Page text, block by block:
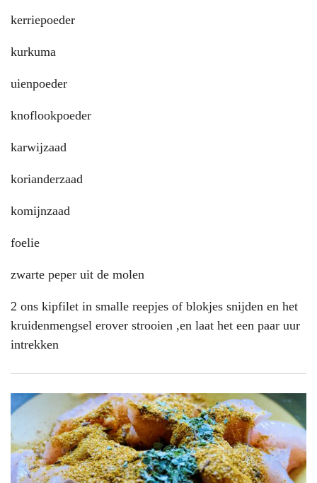
kerriepoeder
kurkuma
uienpoeder
knoflookpoeder
karwijzaad
korianderzaad
komijnzaad
foelie
zwarte peper uit de molen
2 ons kipfilet in smalle reepjes of blokjes snijden en het
kruidenmengsel erover strooien ,en laat het een paar uur
intrekken